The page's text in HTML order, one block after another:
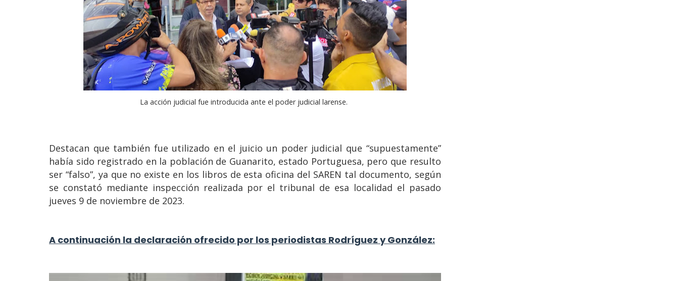
La acción judicial fue introducida ante el poder judicial larense.
Destacan que también fue utilizado en el juicio un poder judicial que “supuestamente”
había sido registrado en la población de Guanarito, estado Portuguesa, pero que resulto
ser “falso”, ya que no existe en los libros de esta oficina del SAREN tal documento, según
se constató mediante inspección realizada por el tribunal de esa localidad el pasado
jueves 9 de noviembre de 2023.
A continuación la declaración ofrecido por los periodistas Rodríguez y González: